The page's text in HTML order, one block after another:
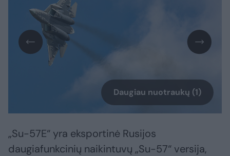
Daugiau nuotraukų (1)
„Su-57E“ yra eksportinė Rusijos
daugiafunkcinių naikintuvų „Su-57“ versija,